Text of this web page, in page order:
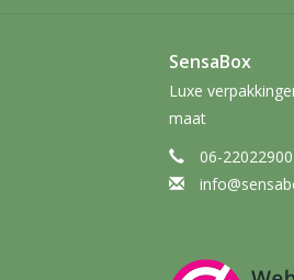
SensaBox
Luxe
maat
06-22022900